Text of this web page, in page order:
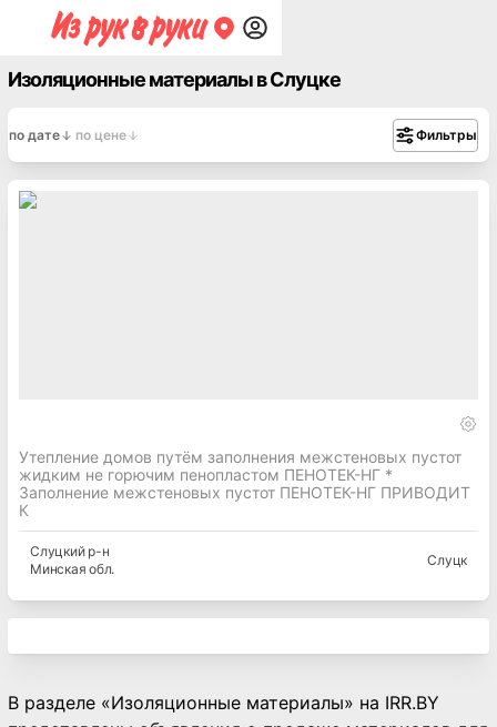
Изоляционные материалы в Слуцке
по дате по цене Фильтры
Утепление домов путём заполнения межстеновых пустот
жидким не горючим пенопластом ПЕНОТЕК-НГ *
Заполнение межстеновых пустот ПЕНОТЕК-НГ ПРИВОДИТ
К
Слуцкийр-н
Минская обл.
Слуцк
В разделе «Изоляционные материалы» на IRR.BY